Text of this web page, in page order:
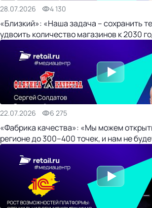
28.07.2026 4 130
«Близкий»: «Наша задача – сохранить
удвоить количество магазинов к 2030
22.07.2026 6 275
«Фабрика качества»: «Мы можем
регионе до 300–400 точек, и нам не